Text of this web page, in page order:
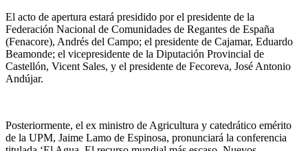
El acto de apertura estará presidido por el presidente de la
Federación Nacional de Comunidades de Regantes de España
(Fenacore), Andrés del Campo; el presidente de Cajamar, Eduardo
Beamonde; el vicepresidente de la Diputación Provincial de
Castellón, Vicent Sales, y el presidente de Fecoreva, José Antonio
Andújar.
Posteriormente, el ex ministro de Agricultura y catedrático emérito
de la UPM, Jaime Lamo de Espinosa, pronunciará la conferencia